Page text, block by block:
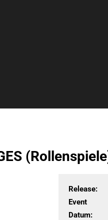
Release:
Event
Datum: